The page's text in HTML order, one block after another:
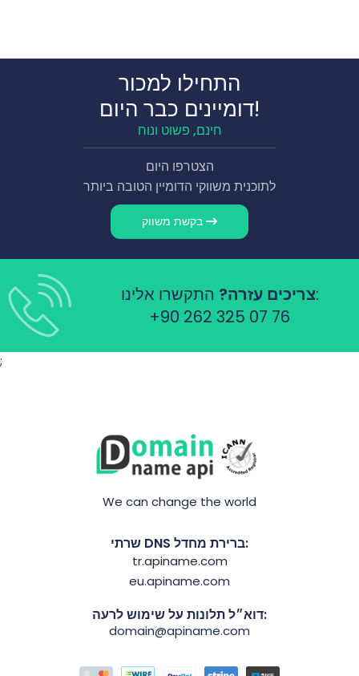
התחילו למכור
דומיינים כבר היום!
חינם, פשוט ונוח
הצטרפו היום
לתוכנית משווקי הדומיין הטובה ביותר
צריכים עזרה?התקשרו אלינו:
+90 262 325 07 76
;
We can change the world
שרתי DNS ברירת מחדל:
tr.apiname.com
eu.apiname.com
דוא״ל תלונות על שימוש לרעה:
domain@apiname.com